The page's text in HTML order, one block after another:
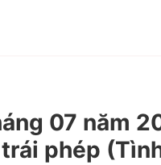
07 năm
phép